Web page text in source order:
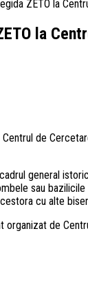
ZETO la
la
de
general
sau
cu alte
organizat de